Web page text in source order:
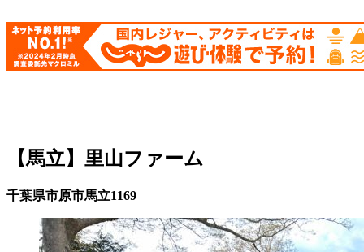
【馬立】 里山ファーム
千葉県市原市馬立1169